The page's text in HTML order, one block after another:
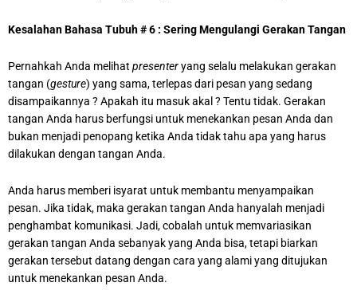
Kesalahan Bahasa Tubuh # 6 : Sering Mengulangi Gerakan Tangan
Pernahkah Anda melihat presenteryang selalu melakukan gerakan
tangan (gesture) yang sama, terlepas dari pesan yang sedang
disampaikannya ? Apakah itu masuk akal ? Tentu tidak. Gerakan
tangan Anda harus berfungsi untuk menekankan pesan Anda dan
bukan menjadi penopang ketika Anda tidak tahu apa yang harus
dilakukan dengan tangan Anda.
Anda harus memberi isyarat untuk membantu menyampaikan
pesan. Jika tidak, maka gerakan tangan Anda hanyalah menjadi
penghambat komunikasi. Jadi, cobalah untuk memvariasikan
gerakan tangan Anda sebanyak yang Anda bisa, tetapi biarkan
gerakan tersebut datang dengan cara yang alami yang ditujukan
untuk menekankan pesan Anda.